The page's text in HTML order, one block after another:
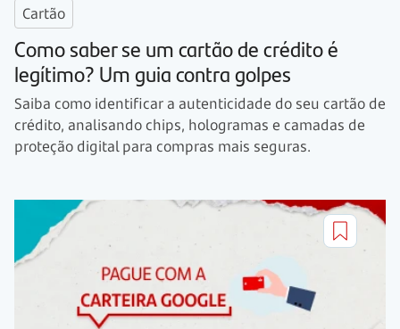
Cartão
Como saber se um cartão de crédito é
legítimo? Um guia contra golpes
Saiba como identificar a autenticidade do seu cartão de
crédito, analisando chips, hologramas e camadas de
proteção digital para compras mais seguras.